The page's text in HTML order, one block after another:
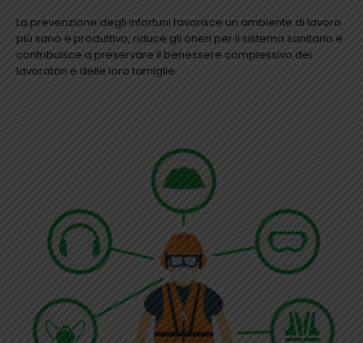
La prevenzione degli infortuni favorisce un ambiente di lavoro
più sano e produttivo, riduce gli oneri per il sistema sanitario e
contribuisce a preservare il benessere complessivo dei
lavoratori e delle loro famiglie.